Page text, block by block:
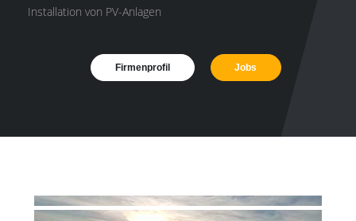
Installation von PV-Anlagen
Firmenprofil Jobs